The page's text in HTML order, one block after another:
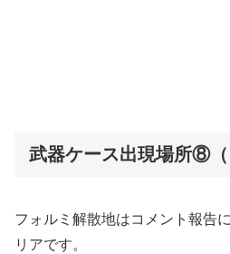
武器ケース出現場所⑧（
フォルミ解散地はコメント報告
リアです。